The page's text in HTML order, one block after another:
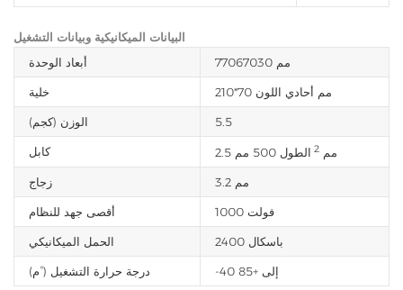
البيانات الميكانيكية وبيانات التشغيل
أبعاد الوحدة
77067030 مم
خلية 210*70 مم أحادي اللون
الوزن (كجم) 5.5
كابل 2.5 مم 2 الطول 500 مم
زجاج 3.2 مم
أقصى جهد للنظام 1000 فولت
الحمل الميكانيكي 2400 باسكال
درجة حرارة التشغيل (°م) -40 إلى +85